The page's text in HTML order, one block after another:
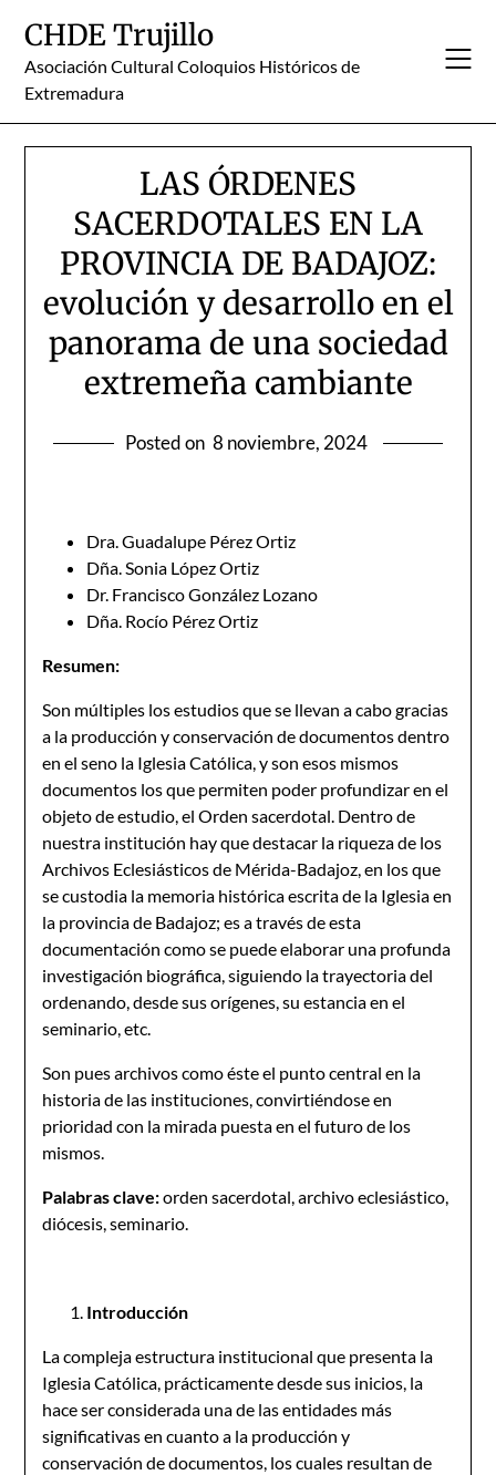
content
CHDE Trujillo
Asociación Cultural Coloquios Históricos de
Extremadura
LAS ÓRDENES
SACERDOTALES EN LA
PROVINCIA DE BADAJOZ:
evolución y desarrollo en el
panorama de una sociedad
extremeña cambiante
Posted on 8 noviembre, 2024
Dra. Guadalupe Pérez Ortiz
Dña. Sonia López Ortiz
Dr. Francisco González Lozano
Dña. Rocío Pérez Ortiz
Resumen:
Son múltiples los estudios que se llevan a cabo gracias
a la producción y conservación de documentos dentro
en el seno la Iglesia Católica, y son esos mismos
documentos los que permiten poder profundizar en el
objeto de estudio, el Orden sacerdotal. Dentro de
nuestra institución hay que destacar la riqueza de los
Archivos Eclesiásticos de Mérida-Badajoz, en los que
se custodia la memoria histórica escrita de la Iglesia en
la provincia de Badajoz; es a través de esta
documentación como se puede elaborar una profunda
investigación biográfica, siguiendo la trayectoria del
ordenando, desde sus orígenes, su estancia en el
seminario, etc.
Son pues archivos como éste el punto central en la
historia de las instituciones, convirtiéndose en
prioridad con la mirada puesta en el futuro de los
mismos.
Palabras clave:orden sacerdotal, archivo eclesiástico,
diócesis, seminario.
Introducción
La compleja estructura institucional que presenta la
Iglesia Católica, prácticamente desde sus inicios, la
hace ser considerada una de las entidades más
significativas en cuanto a la producción y
conservación de documentos, los cuales resultan de